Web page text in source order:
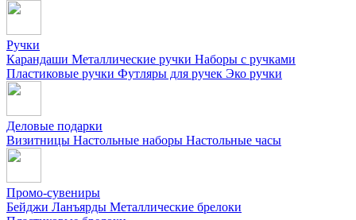
Ручки
Карандаши Металлические ручки Наборы с ручками
Пластиковые ручки Футляры для ручек Эко ручки
Деловые подарки
Визитницы Настольные наборы Настольные часы
Промо-сувениры
Бейджи Ланъярды Металлические брелоки